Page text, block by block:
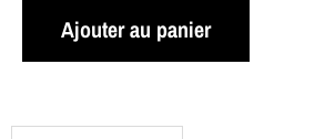
Ajouter au panier